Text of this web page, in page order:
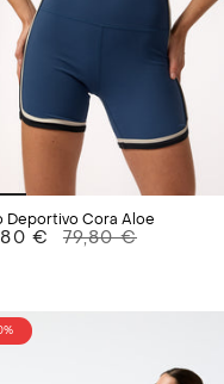
Deportivo Cora Aloe
€ 79,80 €